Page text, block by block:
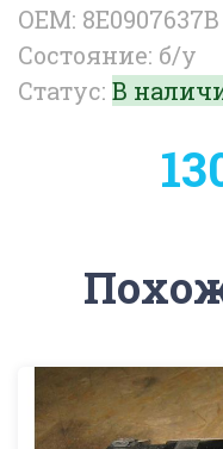
OEM: 8E0907637B
Состояние: б/у
Статус: В